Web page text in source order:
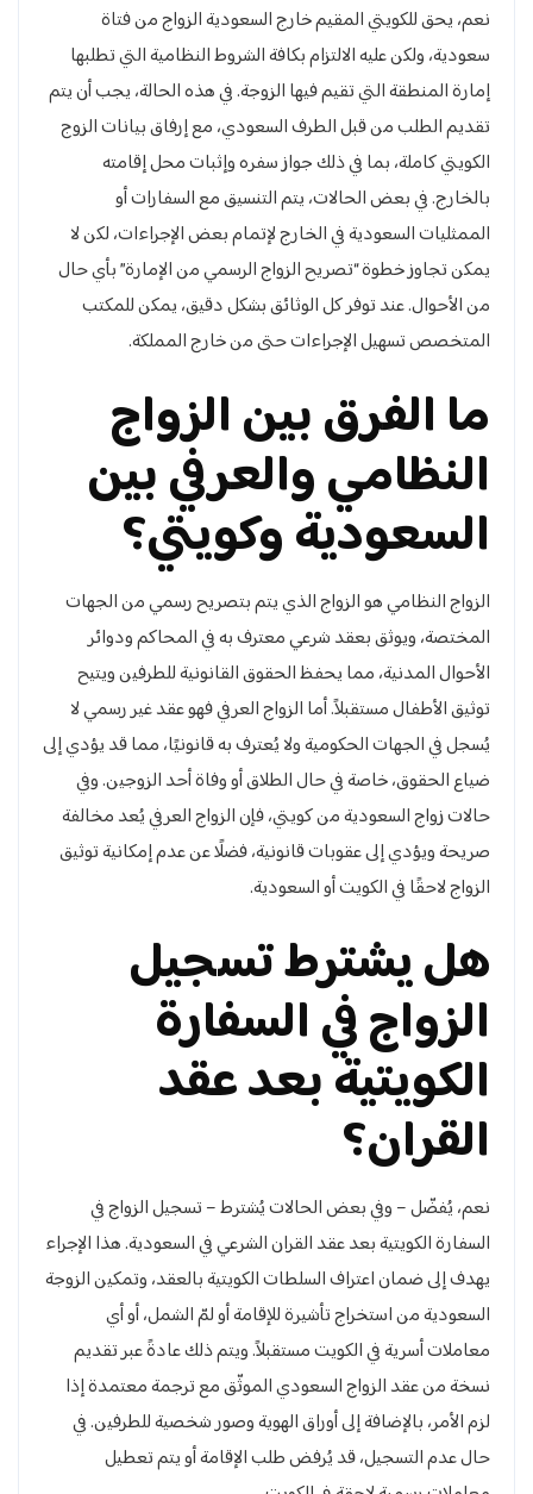
نعم، يحق للكويتي المقيم خارج السعودية الزواج من فتاة
سعودية، ولكن عليه الالتزام بكافة الشروط النظامية التي تطلبها
إمارة المنطقة التي تقيم فيها الزوجة. في هذه الحالة، يجب أن يتم
تقديم الطلب من قبل الطرف السعودي، مع إرفاق بيانات الزوج
الكويتي كاملة، بما في ذلك جواز سفره وإثبات محل إقامته
بالخارج. في بعض الحالات، يتم التنسيق مع السفارات أو
الممثليات السعودية في الخارج لإتمام بعض الإجراءات، لكن لا
يمكن تجاوز خطوة “تصريح الزواج الرسمي من الإمارة” بأي حال
من الأحوال. عند توفر كل الوثائق بشكل دقيق، يمكن للمكتب
المتخصص تسهيل الإجراءات حتى من خارج المملكة.
ما الفرق بين الزواج
النظامي والعرفي بين
السعودية وكويتي؟
الزواج النظامي هو الزواج الذي يتم بتصريح رسمي من الجهات
المختصة، ويوثق بعقد شرعي معترف به في المحاكم ودوائر
الأحوال المدنية، مما يحفظ الحقوق القانونية للطرفين ويتيح
توثيق الأطفال مستقبلاً. أما الزواج العرفي فهو عقد غير رسمي لا
يُسجل في الجهات الحكومية ولا يُعترف به قانونيًا، مما قد يؤدي إلى
ضياع الحقوق، خاصة في حال الطلاق أو وفاة أحد الزوجين. وفي
حالات زواج السعودية من كويتي، فإن الزواج العرفي يُعد مخالفة
صريحة ويؤدي إلى عقوبات قانونية، فضلًا عن عدم إمكانية توثيق
الزواج لاحقًا في الكويت أو السعودية.
هل يشترط تسجيل
الزواج في السفارة
الكويتية بعد عقد
القران؟
نعم، يُفضّل – وفي بعض الحالات يُشترط – تسجيل الزواج في
السفارة الكويتية بعد عقد القران الشرعي في السعودية. هذا الإجراء
يهدف إلى ضمان اعتراف السلطات الكويتية بالعقد، وتمكين الزوجة
السعودية من استخراج تأشيرة للإقامة أو لمّ الشمل، أو أي
معاملات أسرية في الكويت مستقبلاً. ويتم ذلك عادةً عبر تقديم
نسخة من عقد الزواج السعودي الموثّق مع ترجمة معتمدة إذا
لزم الأمر، بالإضافة إلى أوراق الهوية وصور شخصية للطرفين. في
حال عدم التسجيل، قد يُرفض طلب الإقامة أو يتم تعطيل